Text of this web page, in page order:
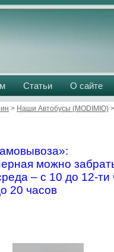
Статьи О сайте
> Наши Автобусы (MODIMIO) >
можно
– с 10 до 12-ти
20 часов